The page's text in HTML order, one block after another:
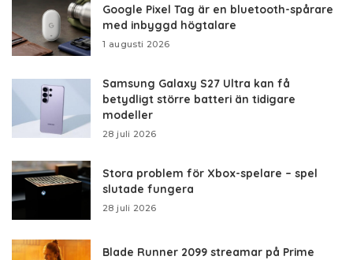
Google Pixel Tag är en bluetooth-spårare
med inbyggd högtalare
1 augusti 2026
Samsung Galaxy S27 Ultra kan få
betydligt större batteri än tidigare
modeller
28 juli 2026
Stora problem för Xbox-spelare – spel
slutade fungera
28 juli 2026
Blade Runner 2099 streamar på Prime